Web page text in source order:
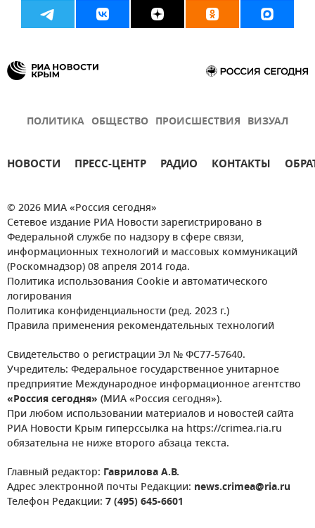
ПОЛИТИКА ОБЩЕСТВО ПРОИСШЕСТВИЯ ВИЗУАЛ
НОВОСТИ ПРЕСС-ЦЕНТР РАДИО КОНТАКТЫ
© 2026 МИА «Россия сегодня»
Сетевое издание РИА Новости зарегистрировано в
Федеральной службе по надзору в сфере связи,
информационных технологий и массовых коммуникаций
(Роскомнадзор) 08 апреля 2014 года.
Политика использования Cookie и автоматического
логирования
Политика конфиденциальности (ред. 2023 г.)
Правила применения рекомендательных технологий
Свидетельство о регистрации Эл № ФС77-57640.
Учредитель: Федеральное государственное унитарное
предприятие Международное информационное агентство
«Россия сегодня» (МИА «Россия сегодня»).
При любом использовании материалов и новостей сайта
РИА Новости Крым гиперссылка на https://crimea.ria.ru
обязательна не ниже второго абзаца текста.
Главный редактор: Гаврилова А.В.
Адрес электронной почты Редакции: news.crimea@ria.ru
Телефон Редакции: 7 (495) 645-6601